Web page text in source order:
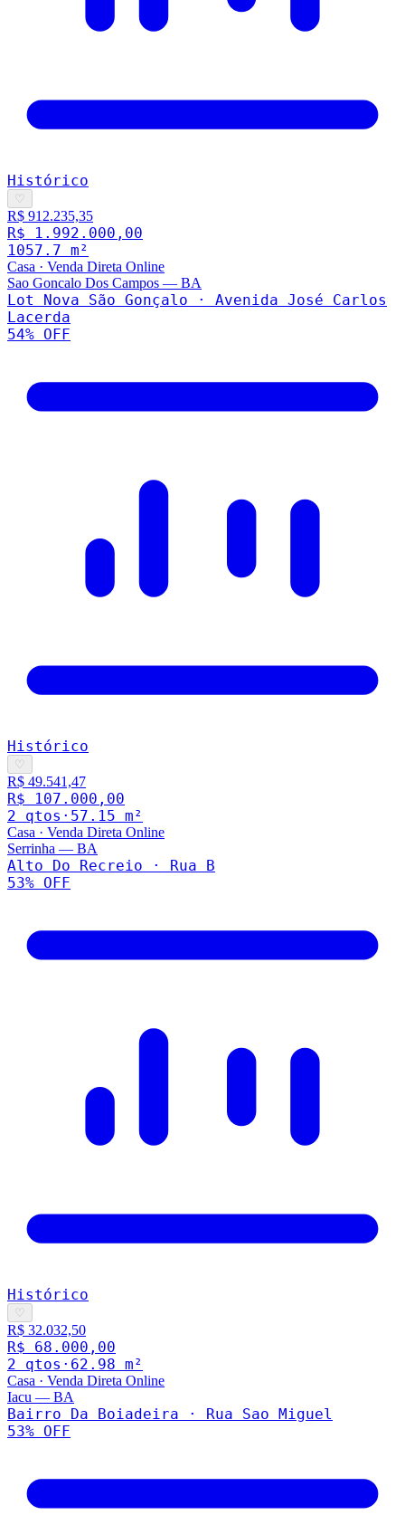
Histórico
♡
R$ 912.235,35
R$ 1.992.000,00
1057.7 m²
Casa · Venda Direta Online
Sao Goncalo Dos Campos — BA
Lot Nova São Gonçalo · Avenida José Carlos
Lacerda
54% OFF
Histórico
♡
R$ 49.541,47
R$ 107.000,00
2 qtos · 57.15 m²
Casa · Venda Direta Online
Serrinha — BA
Alto Do Recreio · Rua B
53% OFF
Histórico
♡
R$ 32.032,50
R$ 68.000,00
2 qtos · 62.98 m²
Casa · Venda Direta Online
Iacu — BA
Bairro Da Boiadeira · Rua Sao Miguel
53% OFF